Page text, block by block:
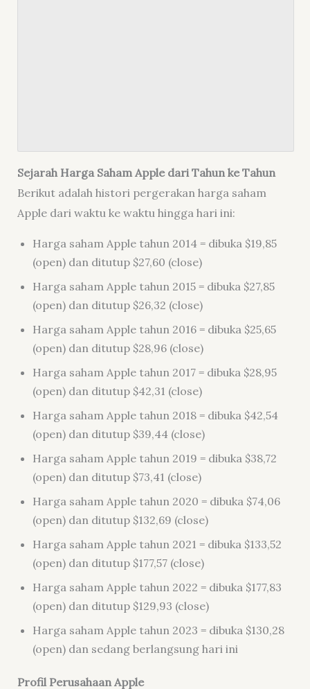
Sejarah Harga Saham Apple dari Tahun ke Tahun
Berikut adalah histori pergerakan harga saham
Apple dari waktu ke waktu hingga hari ini:
Harga saham Apple tahun 2014 = dibuka $19,85
(open) dan ditutup $27,60 (close)
Harga saham Apple tahun 2015 = dibuka $27,85
(open) dan ditutup $26,32 (close)
Harga saham Apple tahun 2016 = dibuka $25,65
(open) dan ditutup $28,96 (close)
Harga saham Apple tahun 2017 = dibuka $28,95
(open) dan ditutup $42,31 (close)
Harga saham Apple tahun 2018 = dibuka $42,54
(open) dan ditutup $39,44 (close)
Harga saham Apple tahun 2019 = dibuka $38,72
(open) dan ditutup $73,41 (close)
Harga saham Apple tahun 2020 = dibuka $74,06
(open) dan ditutup $132,69 (close)
Harga saham Apple tahun 2021 = dibuka $133,52
(open) dan ditutup $177,57 (close)
Harga saham Apple tahun 2022 = dibuka $177,83
(open) dan ditutup $129,93 (close)
Harga saham Apple tahun 2023 = dibuka $130,28
(open) dan sedang berlangsung hari ini
Profil Perusahaan Apple